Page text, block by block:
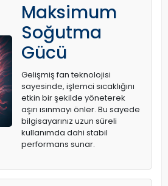
Maksimum
Soğutma
Gücü
Gelişmiş fan teknolojisi
sayesinde, işlemci sıcaklığını
etkin bir şekilde yöneterek
aşırı ısınmayı önler. Bu sayede
bilgisayarınız uzun süreli
kullanımda dahi stabil
performans sunar.